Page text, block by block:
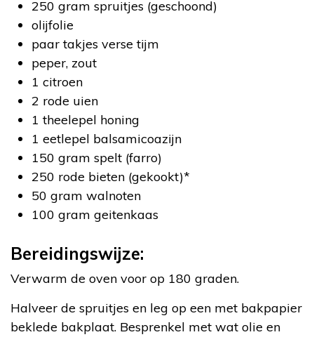
250 gram spruitjes (geschoond)
olijfolie
paar takjes verse tijm
peper, zout
1 citroen
2 rode uien
1 theelepel honing
1 eetlepel balsamicoazijn
150 gram spelt (farro)
250 rode bieten (gekookt)*
50 gram walnoten
100 gram geitenkaas
Bereidingswijze:
Verwarm de oven voor op 180 graden.
Halveer de spruitjes en leg op een met bakpapier
beklede bakplaat. Besprenkel met wat olie en